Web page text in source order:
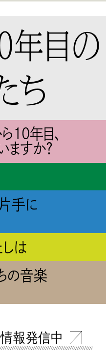
年目の
ち
10年目、
ますか？
手に
しは
の音楽
報発信中